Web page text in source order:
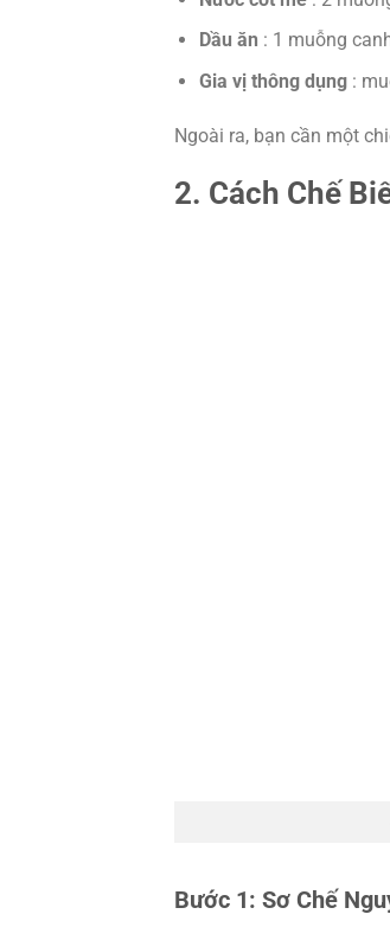
Dầu ăn : 1 muỗng
Gia vị thông dụng :
Ngoài ra, bạn cần một
2. Cách Chế
Bước 1: Sơ Chế